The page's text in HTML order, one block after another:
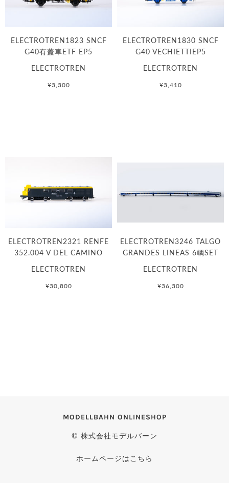
ELECTROTREN1823 SNCF
G40有蓋車ETF EP5
ELECTROTREN
¥3,300
ELECTROTREN1830 SNCF
G40 VECHIETTIEP5
ELECTROTREN
¥3,410
ELECTROTREN2321 RENFE
352.004 V DEL CAMINO
ELECTROTREN
¥30,800
ELECTROTREN3246 TALGO
GRANDES LINEAS 6輌SET
ELECTROTREN
¥36,300
MODELLBAHN ONLINESHOP
© 株式会社モデルバーン
ホームページはこちら